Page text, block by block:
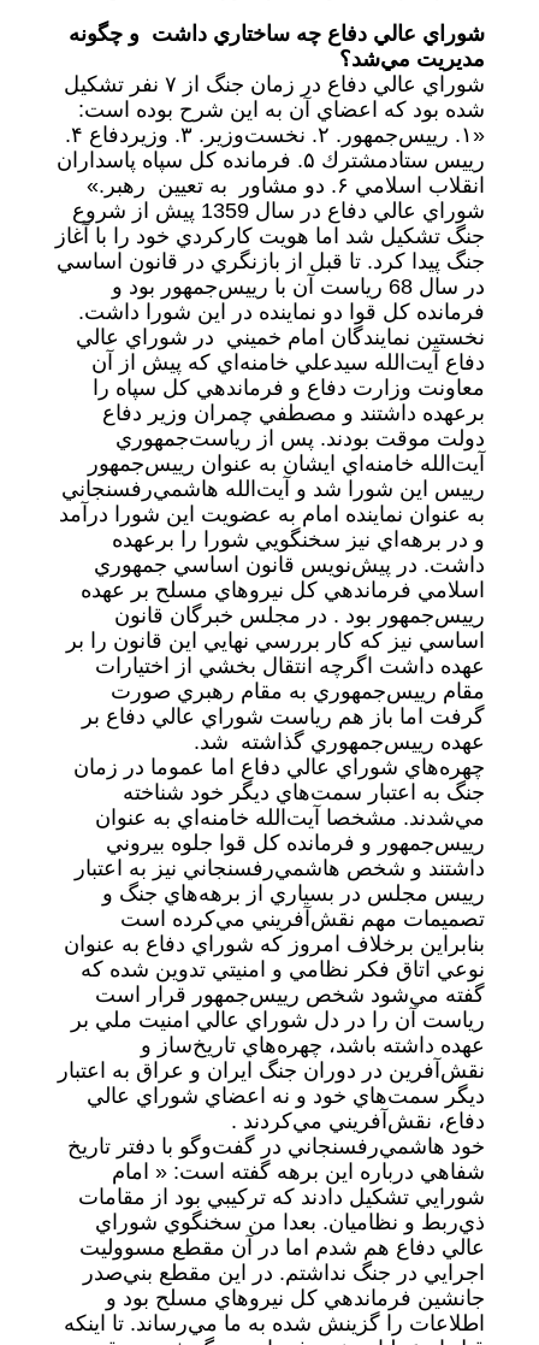
شوراي عالي دفاع چه ساختاري داشت و چگونه
مديريت مي‌شد؟
شوراي عالي دفاع در زمان جنگ از ۷ نفر تشكيل
شده بود كه اعضاي آن به اين شرح بوده است:
«۱. رييس‌جمهور. ۲. نخست‌وزير. ۳. وزير‌دفاع ۴.
رييس ستاد‌مشترك ۵. فرمانده كل سپاه پاسداران
انقلاب اسلامي ۶. دو مشاور به تعيين رهبر.»
شوراي عالي دفاع در سال 1359 پيش از شروع
جنگ تشكيل شد اما هويت كاركردي خود را با آغاز
جنگ پيدا كرد. تا قبل از بازنگري در قانون اساسي
در سال 68 رياست آن با رييس‌جمهور بود و
فرمانده كل قوا دو نماينده در اين شورا داشت.
نخستين نمايندگان امام خميني در شوراي عالي
دفاع آيت‌الله سيدعلي خامنه‌اي كه پيش از آن
معاونت وزارت دفاع و فرماندهي كل سپاه را
برعهده داشتند و مصطفي چمران وزير دفاع
دولت موقت بودند. پس از رياست‌جمهوري
آيت‌الله خامنه‌اي ايشان به عنوان رييس‌جمهور
رييس اين شورا شد و آيت‌الله هاشمي‌رفسنجاني
به عنوان نماينده امام به عضويت اين شورا درآمد
و در برهه‌اي نيز سخنگويي شورا را برعهده
داشت. در پيش‌نويس قانون اساسي جمهوري
اسلامي فرماندهي كل نيروهاي مسلح بر عهده
رييس‌جمهور بود . در مجلس خبرگان قانون
اساسي نيز كه كار بررسي نهايي اين قانون را بر
عهده داشت اگرچه انتقال بخشي از اختيارات
مقام رييس‌جمهوري به مقام رهبري صورت
گرفت اما باز هم رياست شوراي عالي دفاع بر
عهده رييس‌جمهوري گذاشته شد.
چهره‌هاي شوراي عالي دفاع اما عموما در زمان
جنگ به اعتبار سمت‌هاي ديگر خود شناخته
مي‌شدند. مشخصا آيت‌الله خامنه‌اي به عنوان
رييس‌جمهور و فرمانده كل قوا جلوه بيروني
داشتند و شخص هاشمي‌رفسنجاني نيز به اعتبار
رييس مجلس در بسياري از برهه‌هاي جنگ و
تصميمات مهم نقش‌آفريني مي‌كرده است
بنابراين برخلاف امروز كه شوراي دفاع به عنوان
نوعي اتاق فكر نظامي و امنيتي تدوين شده كه
گفته مي‌شود شخص رييس‌جمهور قرار است
رياست آن را در دل شوراي عالي امنيت ملي بر
عهده داشته باشد، چهره‌هاي تاريخ‌ساز و
نقش‌آفرين در دوران جنگ ايران و عراق به اعتبار
ديگر سمت‌هاي خود و نه اعضاي شوراي عالي
دفاع، نقش‌آفريني مي‌كردند .
خود هاشمي‌رفسنجاني در گفت‌وگو با دفتر تاريخ
شفاهي درباره اين برهه گفته است: « امام
شورايي تشكيل دادند كه تركيبي بود از مقامات
ذي‌ربط و نظاميان. بعدا من سخنگوي شوراي
عالي دفاع هم شدم اما در آن مقطع مسووليت
اجرايي در جنگ نداشتم. در اين مقطع بني‌صدر
جانشين فرماندهي كل نيروهاي مسلح بود و
اطلاعات را گزينش شده به ما مي‌رساند. تا اينكه